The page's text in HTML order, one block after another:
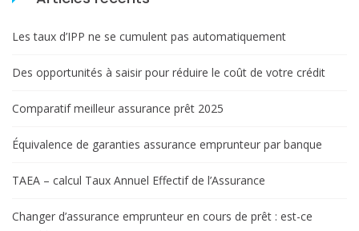
Les taux d’IPP ne se cumulent pas automatiquement
Des opportunités à saisir pour réduire le coût de votre crédit
Comparatif meilleur assurance prêt 2025
Équivalence de garanties assurance emprunteur par banque
TAEA – calcul Taux Annuel Effectif de l’Assurance
Changer d’assurance emprunteur en cours de prêt : est-ce